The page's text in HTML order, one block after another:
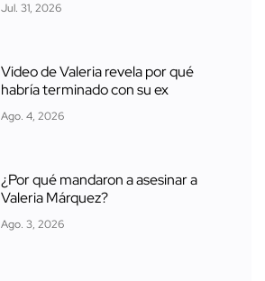
Jul. 31, 2026
Video de Valeria revela por qué
habría terminado con su ex
Ago. 4, 2026
¿Por qué mandaron a asesinar a
Valeria Márquez?
Ago. 3, 2026